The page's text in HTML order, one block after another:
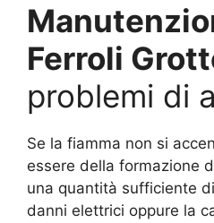
Ferroli
problemi di
Se la fiamma non si
essere della formazione
una quantità sufficiente
danni elettrici oppure la